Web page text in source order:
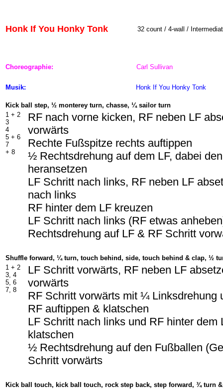
Honk If You Honky Tonk 32 count / 4-wall /
Choreographie: Carl Sullivan
Musik: Honk If You Honky Tonk
Kick ball step, ½ monterey turn, chasse, ¼ sailor turn
1 + 2
3
4
5 + 6
7
+ 8
RF nach vorne kicken, RF neben LF
vorwärts
Rechte Fußspitze rechts auftippen
½ Rechtsdrehung auf dem LF, dabei
heransetzen
LF Schritt nach links, RF neben LF
nach links
RF hinter dem LF kreuzen
LF Schritt nach links (RF etwas
Rechtsdrehung auf LF & RF Schritt
Shuffle forward, ¼ turn, touch behind, side, touch behind & clap, ½
1 + 2
3, 4
5, 6
7, 8
LF Schritt vorwärts, RF neben LF
vorwärts
RF Schritt vorwärts mit ¼ Linksdrehung
RF auftippen & klatschen
LF Schritt nach links und RF hinter dem
klatschen
½ Rechtsdrehung auf den Fußballen
Schritt vorwärts
Kick ball touch, kick ball touch, rock step back, step forward, ¾ turn